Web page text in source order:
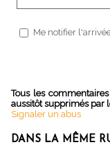
Me notifier
Tous les
aussitôt supprimés par
Signaler un abus
DANS LA MÊME